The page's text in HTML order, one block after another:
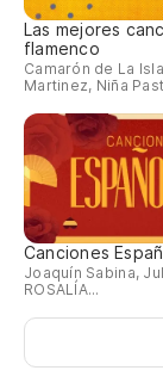
Las mejores
flamenco
Camarón de La
Martinez, Niña
Canciones
Joaquín Sabina,
ROSALÍA...